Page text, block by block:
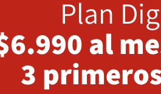
Plan
al
3